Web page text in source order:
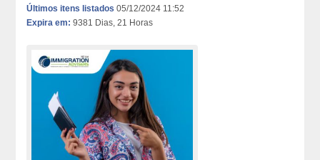
Últimos itens listados 05/12/2024 11:52
Expira em: 9381 Dias, 21 Horas